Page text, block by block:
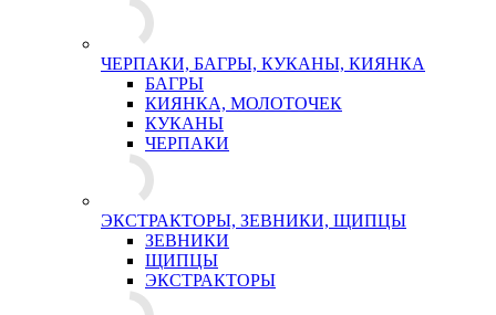
ЧЕРПАКИ, БАГРЫ, КУКАНЫ, КИЯНКА
БАГРЫ
КИЯНКА, МОЛОТОЧЕК
КУКАНЫ
ЧЕРПАКИ
ЭКСТРАКТОРЫ, ЗЕВНИКИ, ЩИПЦЫ
ЗЕВНИКИ
ЩИПЦЫ
ЭКСТРАКТОРЫ